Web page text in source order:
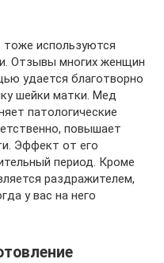
используются
Отзывы многих женщин
удается благотворно
шейки матки. Мед
патологические
повышает
Эффект от его
период. Кроме
раздражителем,
у вас на него